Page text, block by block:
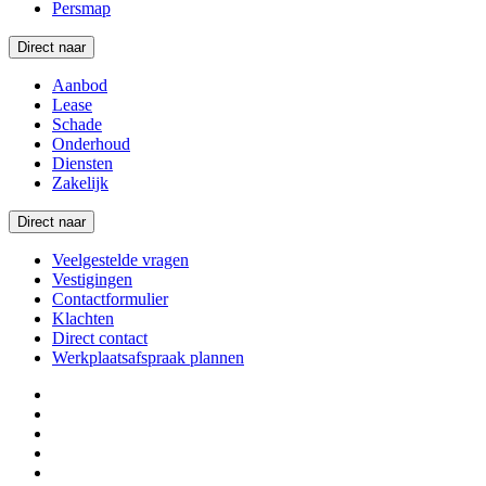
Persmap
Direct naar
Aanbod
Lease
Schade
Onderhoud
Diensten
Zakelijk
Direct naar
Veelgestelde vragen
Vestigingen
Contactformulier
Klachten
Direct contact
Werkplaatsafspraak plannen